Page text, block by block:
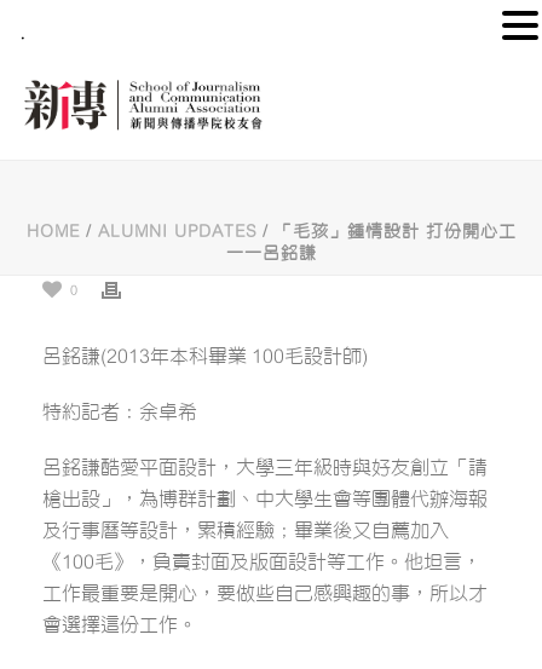
HOME/ ALUMNI UPDATES/ 「毛孩」鍾情設計 打份開心工
——呂銘謙
0
呂銘謙(2013年本科畢業 100毛設計師)
特約記者：余卓希
呂銘謙酷愛平面設計，大學三年級時與好友創立「請
槍出設」，為博群計劃、中大學生會等團體代辦海報
及行事曆等設計，累積經驗；畢業後又自薦加入
《100毛》，負責封面及版面設計等工作。他坦言，
工作最重要是開心，要做些自己感興趣的事，所以才
會選擇這份工作。
.